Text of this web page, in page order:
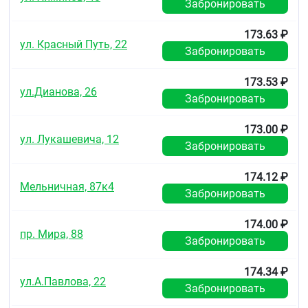
степени, без кардиостимулятора
синоатриальная блокада
синдром слабости синусового узла
брадикардия (ЧСС до начала лечения менее 60
уд/мин)
выраженная артериальная гипотензия
кардиомегалия (без признаков сердечной
тяжёлые формы бронхиальной астмы и
хроническая обструктивная болезнь лёгких
(ХОБЛ) в анамнезе
синдром Рейно
метаболический ацидоз
применения альфа-адреноблокаторов)
одновременный приём ингибиторов
моноаминоксидазы (МАО) (за исключением
Забронировать
ул. Красный Путь, 22
173.63 ₽
Забронировать
ул.Дианова, 26
173.53 ₽
Забронировать
ул. Лукашевича, 12
173.00 ₽
Забронировать
Мельничная, 87к4
174.12 ₽
Забронировать
пр. Мира, 88
174.00 ₽
Забронировать
ул.А.Павлова, 22
174.34 ₽
Забронировать